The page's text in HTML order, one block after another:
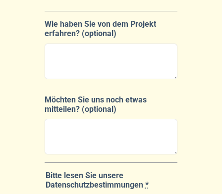
Wie haben Sie von dem Projekt
erfahren? (optional)
Möchten Sie uns noch etwas
mitteilen? (optional)
Bitte lesen Sie unsere
Datenschutzbestimmungen *